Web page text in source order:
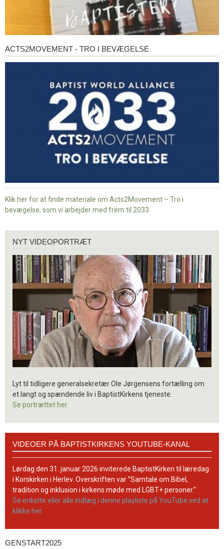
Acts2Movement
-
ACTS2MOVEMENT - TRO I BEVÆGELSE
Klik her for at finde materiale om Acts2Movement – Tro i
bevægelse, som vi arbejder med frem til 2033.
videoportræt
NYT VIDEOPORTRÆT
Lyt til tidligere generalsekretær Ole Jørgensens fortælling om
et langt og spændende liv i BaptistKirkens tjeneste.
Se portrættet her.
BaptistKirkens
YouTube-
kanal
VIDEOER PÅ BAPTISTKIRKENS YOUTUBE-KANAL
Lørdag den 31. januar 2026 inviterede BaptistKirken til læredag
i Korskirken i Herlev. Overskriften var ”Samtale om Bibel,
tradition og inklusion i kirkens møde med LGBT+ personer.”
Se enkelte eller alle indlæg i denne playliste på YouTube ved at
klikke her.
Genstart2025
GENSTART2025